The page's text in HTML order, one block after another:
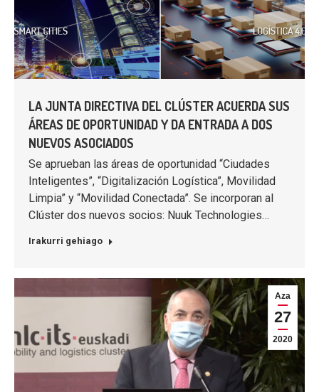
LA JUNTA DIRECTIVA DEL CLÚSTER ACUERDA SUS
ÁREAS DE OPORTUNIDAD Y DA ENTRADA A DOS
NUEVOS ASOCIADOS
Se aprueban las áreas de oportunidad “Ciudades
Inteligentes”, “Digitalización Logística”, Movilidad
Limpia” y “Movilidad Conectada”. Se incorporan al
Clúster dos nuevos socios: Nuuk Technologies…
Irakurri gehiago
Aza
27
2020